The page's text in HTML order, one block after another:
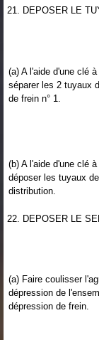
21. DEPOSER LE
(a) A l'aide d'une clé
séparer les 2 tuyaux
de frein n° 1.
(b) A l'aide d'une clé
déposer les tuyaux
distribution.
22. DEPOSER LE
(a) Faire coulisser
dépression de
dépression de frein.